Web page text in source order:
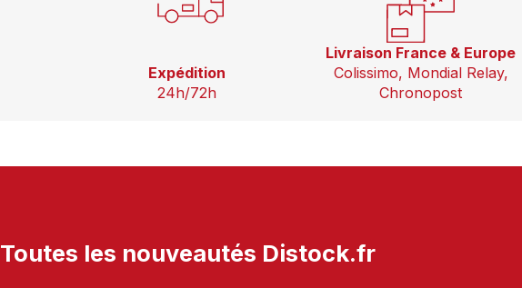
Expédition
24h/72h
Livraison France & Europe
Colissimo, Mondial Relay,
Chronopost
Toutes les nouveautés Distock.fr